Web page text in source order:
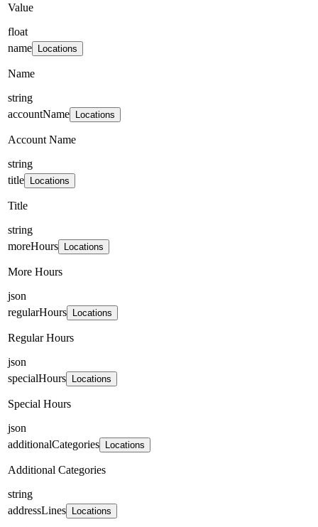
Value
float
name
Locations
Name
string
accountName
Locations
Account Name
string
title
Locations
Title
string
moreHours
Locations
More Hours
json
regularHours
Locations
Regular Hours
json
specialHours
Locations
Special Hours
json
additionalCategories
Locations
Additional Categories
string
addressLines
Locations